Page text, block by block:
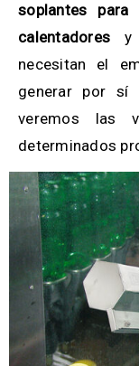
soplantes
calentadoresy
necesitan el
generar por sí
veremos las
determinados